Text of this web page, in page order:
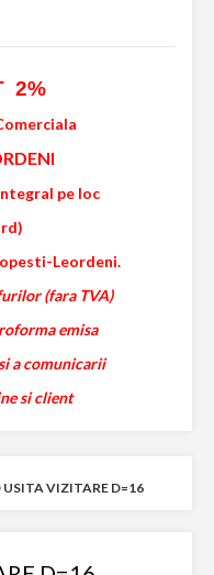
2%
pe loc
Leordeni.
(fara TVA)
emisa
a comunicarii
si client
USITA VIZITARE D=16